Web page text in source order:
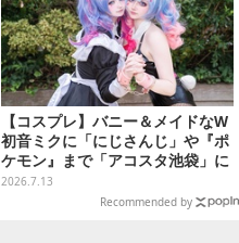
【コスプレ】バニー＆メイドなW
初音ミクに「にじさんじ」や『ポ
ケモン』まで「アコスタ池袋」に
集った美麗レイヤー13選【写真60
2026.7.13
Recommended by